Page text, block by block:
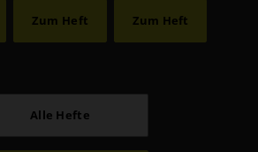
Zum Heft Zum Heft
Alle Hefte